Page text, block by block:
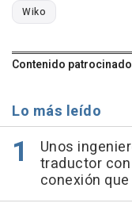
Wiko
Contenido patrocinado
Lo más leído
Unos
traductor
conexión